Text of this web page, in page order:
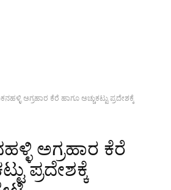
ಅಗ್ರಹಾರ ಕೆರೆ ಹಾಗೂ ಅಚ್ಚುಕಟ್ಟು ಪ್ರದೇಶಕ್ಕೆ
ಅಗ್ರಹಾರ ಕೆರೆ
ಪ್ರದೇಶಕ್ಕೆ